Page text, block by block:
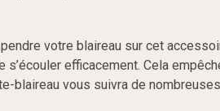
votre blaireau sur cet
efficacement. Cela
blaireau vous suivra de